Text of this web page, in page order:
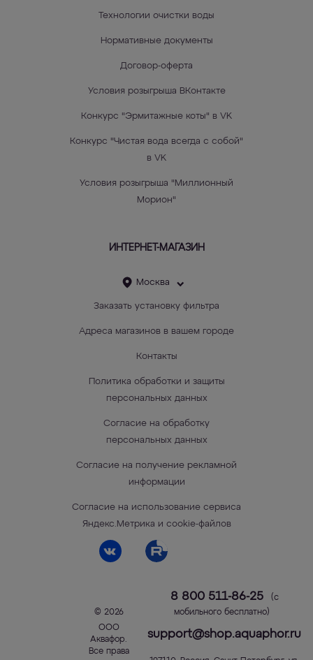
Технологии очистки воды
Нормативные документы
Договор-оферта
Условия розыгрыша ВКонтакте
Конкурс "Эрмитажные коты" в VK
Конкурс "Чистая вода всегда с собой"
в VK
Условия розыгрыша "Миллионный
Морион"
ИНТЕРНЕТ-МАГАЗИН
Москва
Заказать установку фильтра
Адреса магазинов в вашем городе
Контакты
Политика обработки и защиты
персональных данных
Согласие на обработку
персональных данных
Согласие на получение рекламной
информации
Согласие на использование сервиса
Яндекс.Метрика и cookie-файлов
© 2026
ООО
Аквафор.
Все права
8 800 511-86-25
(с
мобильного бесплатно)
support@shop.aquaphor.ru